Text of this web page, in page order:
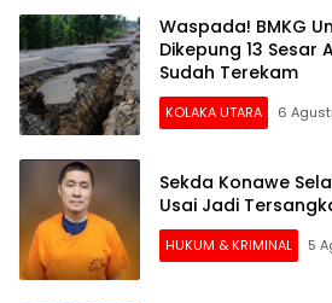
Waspada! BMKG
Dikepung 13 Sesar
Sudah Terekam
KOLAKA UTARA 6
Sekda Konawe
Usai Jadi
HUKUM & KRIMINAL 5